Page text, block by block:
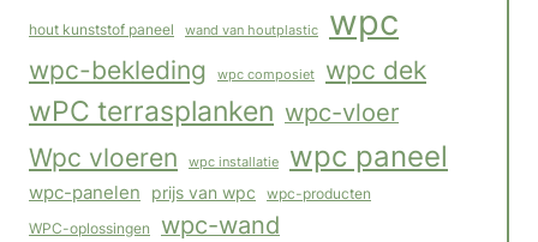
hout kunststof paneel wand van houtplastic wpc
wpc-bekleding wpc composiet wpc dek
wPC terrasplanken wpc-vloer
Wpc vloeren wpc installatie wpc paneel
wpc-panelen prijs van wpc wpc-producten
WPC-oplossingen wpc-wand